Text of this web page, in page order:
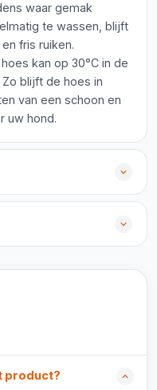
waar gemak
te wassen, blijft
fris ruiken.
kan op 30°C in de
blijft de hoes in
van een schoon en
uw hond.
product?